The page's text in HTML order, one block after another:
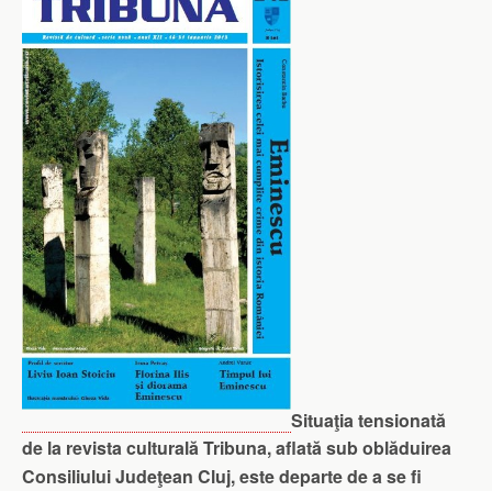
Situaţia tensionată
de la revista culturală Tribuna, aflată sub oblăduirea
Consiliului Judeţean Cluj, este departe de a se fi